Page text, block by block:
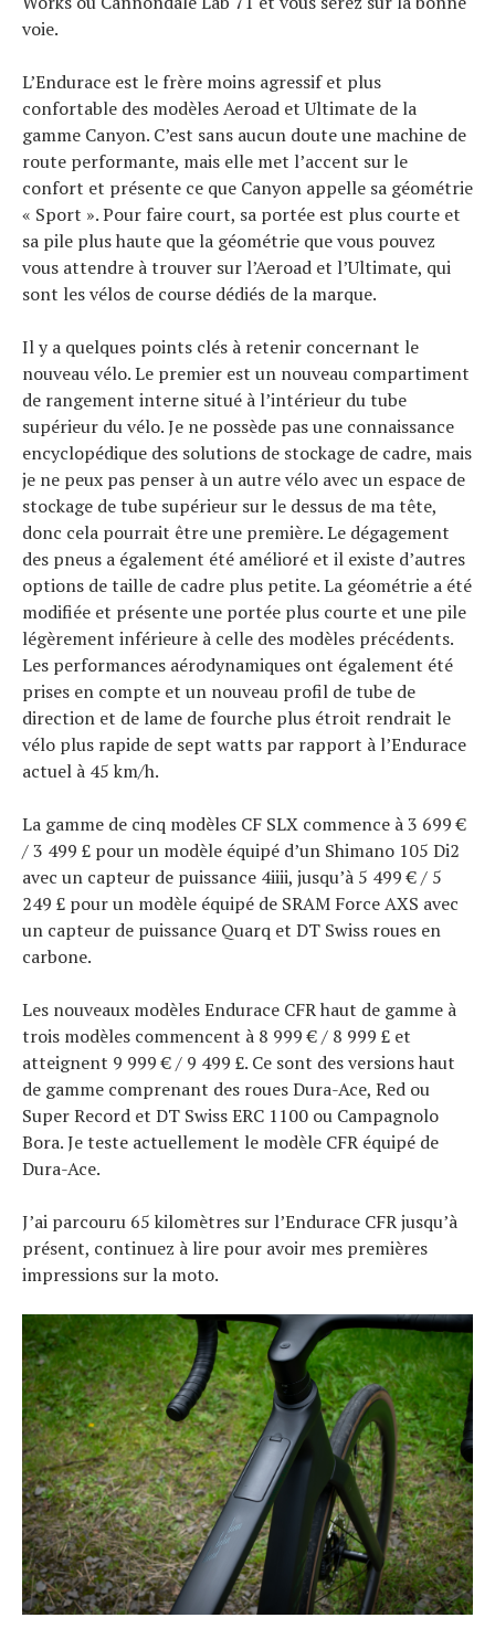
voie.
L’Endurace est le frère moins agressif et plus
confortable des modèles Aeroad et Ultimate de la
gamme Canyon. C’est sans aucun doute une machine de
route performante, mais elle met l’accent sur le
confort et présente ce que Canyon appelle sa géométrie
« Sport ». Pour faire court, sa portée est plus courte et
sa pile plus haute que la géométrie que vous pouvez
vous attendre à trouver sur l’Aeroad et l’Ultimate, qui
sont les vélos de course dédiés de la marque.
Il y a quelques points clés à retenir concernant le
nouveau vélo. Le premier est un nouveau compartiment
de rangement interne situé à l’intérieur du tube
supérieur du vélo. Je ne possède pas une connaissance
encyclopédique des solutions de stockage de cadre, mais
je ne peux pas penser à un autre vélo avec un espace de
stockage de tube supérieur sur le dessus de ma tête,
donc cela pourrait être une première. Le dégagement
des pneus a également été amélioré et il existe d’autres
options de taille de cadre plus petite. La géométrie a été
modifiée et présente une portée plus courte et une pile
légèrement inférieure à celle des modèles précédents.
Les performances aérodynamiques ont également été
prises en compte et un nouveau profil de tube de
direction et de lame de fourche plus étroit rendrait le
vélo plus rapide de sept watts par rapport à l’Endurace
actuel à 45 km/h.
La gamme de cinq modèles CF SLX commence à 3 699 €
/ 3 499 £ pour un modèle équipé d’un Shimano 105 Di2
avec un capteur de puissance 4iiii, jusqu’à 5 499 € / 5
249 £ pour un modèle équipé de SRAM Force AXS avec
un capteur de puissance Quarq et DT Swiss roues en
carbone.
Les nouveaux modèles Endurace CFR haut de gamme à
trois modèles commencent à 8 999 € / 8 999 £ et
atteignent 9 999 € / 9 499 £. Ce sont des versions haut
de gamme comprenant des roues Dura-Ace, Red ou
Super Record et DT Swiss ERC 1100 ou Campagnolo
Bora. Je teste actuellement le modèle CFR équipé de
Dura-Ace.
J’ai parcouru 65 kilomètres sur l’Endurace CFR jusqu’à
présent, continuez à lire pour avoir mes premières
impressions sur la moto.